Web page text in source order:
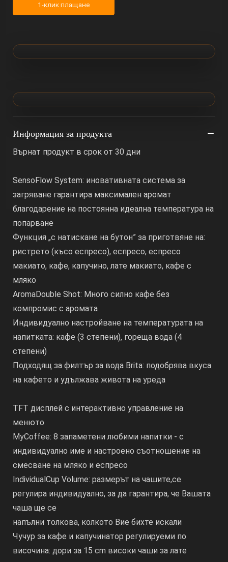
1-клик плащане
Информация за продукта
Върнат продукт в срок от 30 дни
SensoFlow System: иновативната система за
загряване гарантира максимален аромат
благодарение на постоянна идеална температура на
попарване
Функция „с натискане на бутон” за приготвяне на:
ристрето (късо еспресо), еспресо, еспресо
макиато, кафе, капучино, лате макиато, кафе с
мляко
AromaDouble Shot: Много силно кафе без
компромис с аромата
Индивидуално настройване на температурата на
напитката: кафе (3 степени), гореща вода (4
степени)
Подходящ за филтър за вода Brita: подобрява вкуса
на кафето и удължава живота на уреда
TFT дисплей с интерактивно управление на
менюто
MyCoffee: 8 запаметени любими напитки - с
индивидуално име и настроено съотношение на
смесване на мляко и еспресо
IndividualCup Volume: размерът на чашите,се
регулира индивидуално, за да гарантира, че Вашата
чаша ще се
напълни толкова, колкото Вие бихте искали
Чучур за кафе и капучинатор регулируеми по
височина: дори за 15 cm високи чаши за лате